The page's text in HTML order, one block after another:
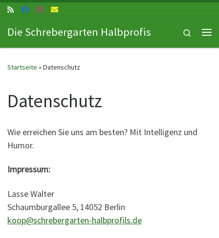
Zum Inhalt springen
Die Schrebergarten Halbprofis
Search
Startseite »Datenschutz
Datenschutz
Wie erreichen Sie uns am besten? Mit Intelligenz und
Humor.
Impressum:
Lasse Walter
Schaumburgallee 5, 14052 Berlin
koop@schrebergarten-halbprofils.de